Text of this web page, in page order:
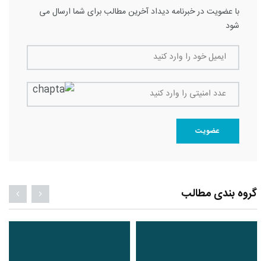
با عضویت در خبرنامه دیداد آخرین مطالب برای شما ارسال می
شود
ایمیل خود را وارد کنید
عدد امنیتی را وارد کنید
عضویت
گروه بندی مطالب